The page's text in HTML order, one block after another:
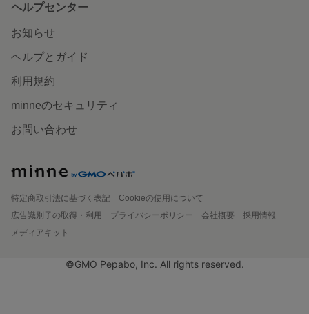
ヘルプセンター
お知らせ
ヘルプとガイド
利用規約
minneのセキュリティ
お問い合わせ
特定商取引法に基づく表記
Cookieの使用について
広告識別子の取得・利用
プライバシーポリシー 会社概要
採用情報
メディアキット
©GMO Pepabo, Inc. All rights reserved.